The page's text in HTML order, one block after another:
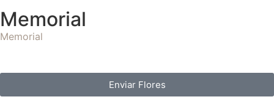
Memorial
Memorial
Enviar Flores